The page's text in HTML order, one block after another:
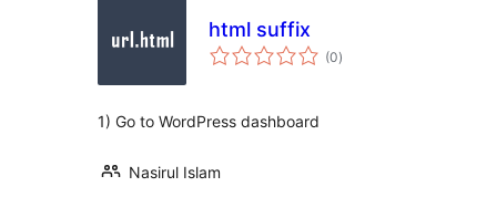
html suffix
(0টা
মুঠ)
1) Go to WordPress dashboard
Nasirul Islam